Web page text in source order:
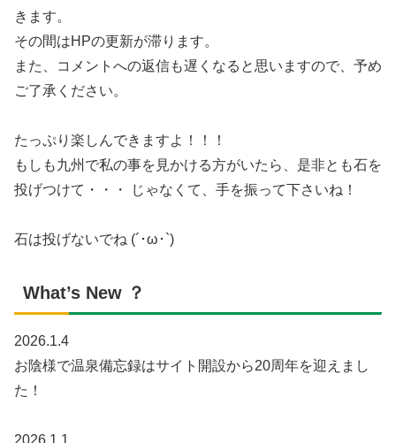
きます。
その間はHPの更新が滞ります。
また、コメントへの返信も遅くなると思いますので、予め
ご了承ください。
たっぷり楽しんできますよ！！！
もしも九州で私の事を見かける方がいたら、是非とも石を
投げつけて・・・ じゃなくて、手を振って下さいね！
石は投げないでね (´･ω･`)
What’s New ？
2026.1.4
お陰様で温泉備忘録はサイト開設から20周年を迎えまし
た！
2026.1.1